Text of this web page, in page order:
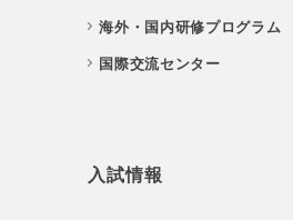
海外・国内研修プログラム
国際交流センター
入試情報